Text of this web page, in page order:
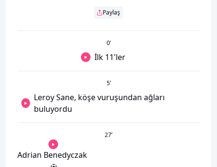
Paylaş
0’
İlk 11'ler
5’
Leroy Sane, köşe vuruşundan ağları
buluyordu
27’
Adrian Benedyczak